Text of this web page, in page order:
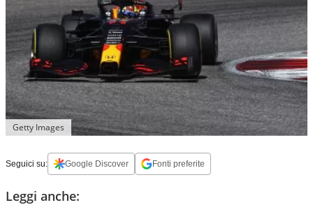
Getty Images
Seguici su: Google Discover Fonti preferite
Leggi anche: